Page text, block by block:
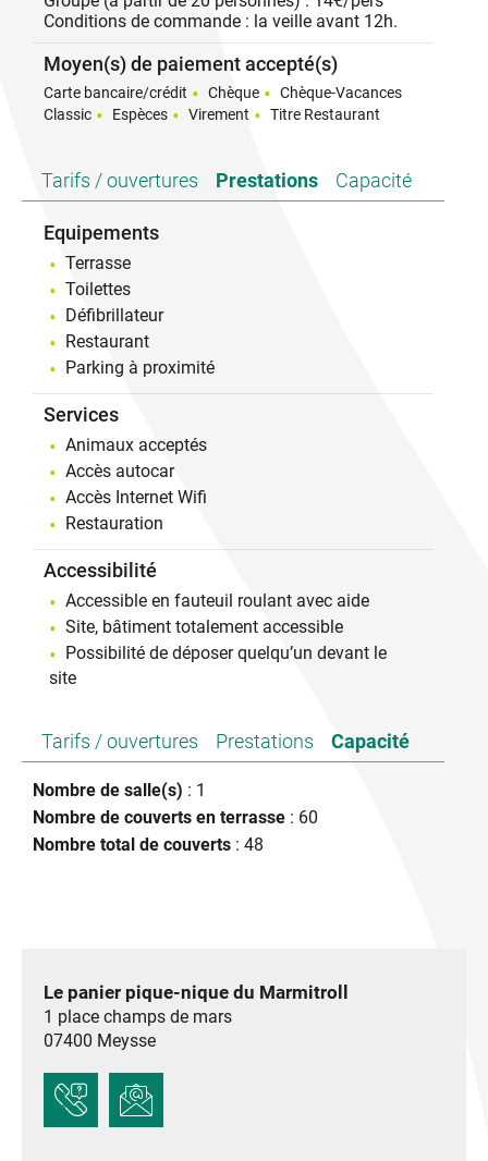
traditionnelle mais remplie d'inventions
personnelles la rende à la fois légère et savoureuse.
De belles surprises en perspectives !''
Conditions de commande : la veille avant 12h.
Moyen(s) de paiement accepté(s)
Carte bancaire/crédit Chèque
Chèque-Vacances
Classic
Espèces Virement Titre Restaurant
Tarifs / ouvertures Prestations Capacité
Equipements
Terrasse
Toilettes
Défibrillateur
Restaurant
Parking à proximité
Services
Animaux acceptés
Accès autocar
Accès Internet Wifi
Restauration
Accessibilité
Accessible en fauteuil roulant avec aide
Site, bâtiment totalement accessible
Possibilité de déposer quelqu’un devant le
site
Tarifs / ouvertures Prestations Capacité
Nombre de salle(s) : 1
Nombre de couverts en terrasse : 60
Nombre total de couverts : 48
Le panier pique-nique du Marmitroll
1 place champs de mars
07400 Meysse